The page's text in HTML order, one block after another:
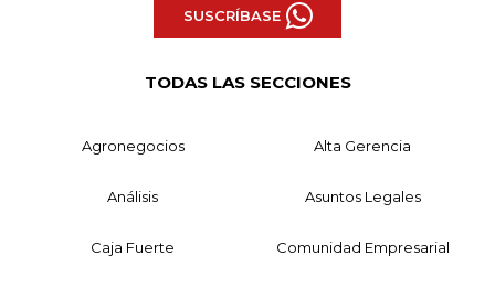
SUSCRÍBASE
TODAS LAS SECCIONES
Agronegocios Alta Gerencia
Análisis Asuntos Legales
Caja Fuerte Comunidad Empresarial